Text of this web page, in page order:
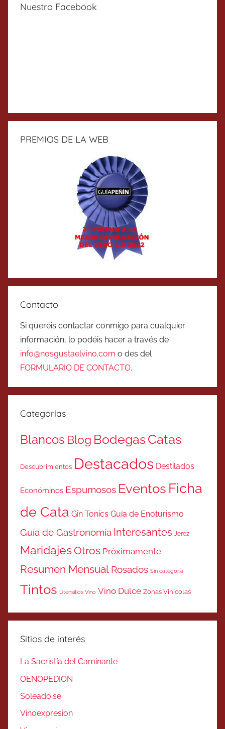
Nuestro Facebook
PREMIOS DE LA WEB
Contacto
Si queréis contactar conmigo para cualquier
información, lo podéis hacer a través de
info@nosgustaelvino.com o des del
FORMULARIO DE CONTACTO.
Categorías
Blancos Blog BodegasCatas
Descubrimientos Destacados Destilados
Económinos Espumosos Eventos Ficha
de Cata Gin Tonics Guía de Enoturismo
Guía de Gastronomía Interesantes Jerez
MaridajesOtros Próximamente
Resumen Mensual Rosados Sin categoría
Tintos Utensilios Vino Vino Dulce Zonas Vinicolas
Sitios de interés
La Sacristía del Caminante
OENOPEDION
Soleado.se
Vinoexpresion